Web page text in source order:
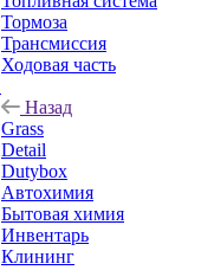
Тормоза
Трансмиссия
Ходовая часть
Назад
Grass
Detail
Dutybox
Автохимия
Бытовая химия
Инвентарь
Клининг